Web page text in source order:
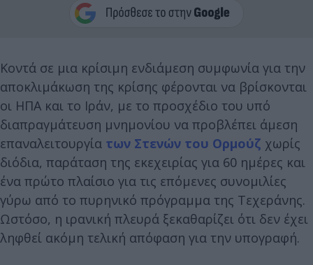
Κοντά σε μια κρίσιμη ενδιάμεση συμφωνία για την
αποκλιμάκωση της κρίσης φέρονται να βρίσκονται
οι ΗΠΑ και το Ιράν, με το προσχέδιο του υπό
διαπραγμάτευση μνημονίου να προβλέπει άμεση
επαναλειτουργία των Στενών του Ορμούζ χωρίς
διόδια, παράταση της εκεχειρίας για 60 ημέρες και
ένα πρώτο πλαίσιο για τις επόμενες συνομιλίες
γύρω από το πυρηνικό πρόγραμμα της Τεχεράνης.
Ωστόσο, η ιρανική πλευρά ξεκαθαρίζει ότι δεν έχει
ληφθεί ακόμη τελική απόφαση για την υπογραφή.